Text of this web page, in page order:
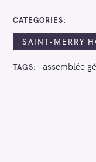
CATEGORIES
SAINT-MERRY
TAGS assemblée